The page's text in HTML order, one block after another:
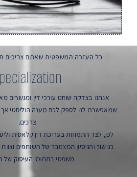
כל העזרה המשפטית שאתם צריכים
אנחנו בצדקה שוחט עורכי דין ומגשרים
שמאפשרת לנו לספק לכם מענה הוליסטי
צרכים.
לכן, לצד התמחות בעריכת דין קלאסית
בגישור והניסיון המצטבר של השותפים וצוות
משפטי בתחומי העיסוק של